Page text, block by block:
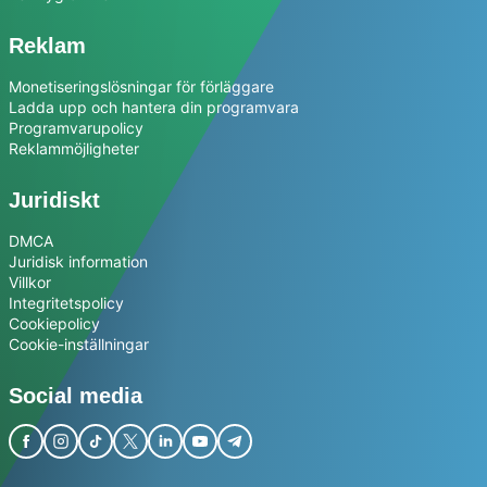
Reklam
Monetiseringslösningar för förläggare
Ladda upp och hantera din programvara
Programvarupolicy
Reklammöjligheter
Juridiskt
DMCA
Juridisk information
Villkor
Integritetspolicy
Cookiepolicy
Cookie-inställningar
Social media